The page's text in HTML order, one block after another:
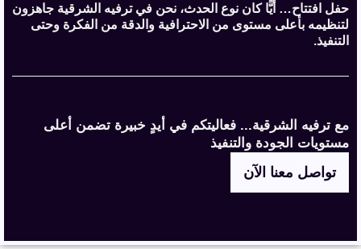
حفل افتتاح… أيًّا كان نوع الحدث، نحن في ترفيه الشرقية جاهزون
لتنظيمه بأعلى مستوى من الاحترافية والدقة من الفكرة وحتى
التنفيذ.
مع ترفيه الشرقية... فعاليتكم في أيدٍ خبيرة تضمن أعلى
مستويات الجودة والتنفيذ
تواصل معنا الآن